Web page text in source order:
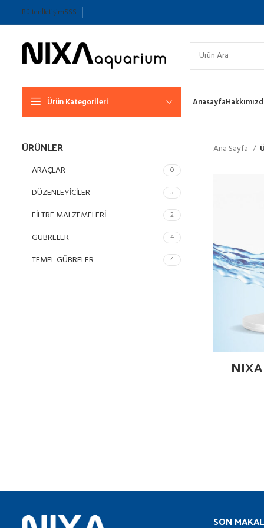
BültenİletişimSSS
Ürün Kategorileri Anasayfa
ÜRÜNLER
ARAÇLAR 0
DÜZENLEYİCİLER 5
FİLTRE MALZEMELERİ 2
GÜBRELER 4
TEMEL GÜBRELER 4
Ana Sayfa
SON